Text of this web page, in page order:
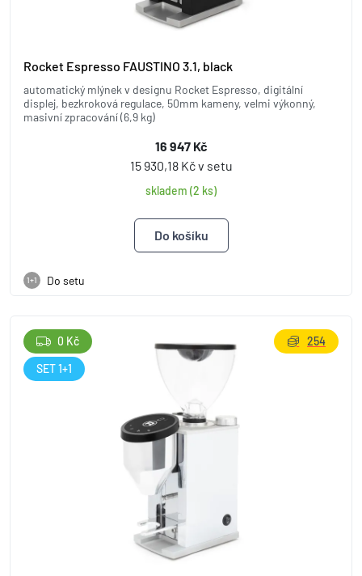
Rocket Espresso FAUSTINO 3.1, black
automatický mlýnek v designu Rocket Espresso, digitální
displej, bezkroková regulace, 50mm kameny, velmi výkonný,
masivní zpracování (6,9 kg)
16 947 Kč
15 930,18 Kč v setu
skladem (2 ks)
1+1 Do setu
0 Kč
SET 1+1
254